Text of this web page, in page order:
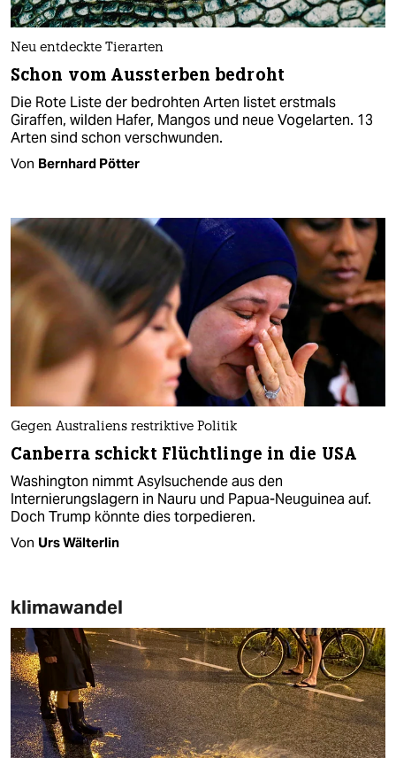
Neu entdeckte Tierarten
Schon vom Aussterben bedroht
Die Rote Liste der bedrohten Arten listet erstmals
Giraffen, wilden Hafer, Mangos und neue Vogelarten. 13
Arten sind schon verschwunden.
Von Bernhard Pötter
Gegen Australiens restriktive Politik
Canberra schickt Flüchtlinge in die USA
Washington nimmt Asylsuchende aus den
Internierungslagern in Nauru und Papua-Neuguinea auf.
Doch Trump könnte dies torpedieren.
Von Urs Wälterlin
klimawandel